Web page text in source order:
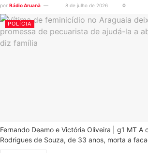
por Rádio Aruanã 8 de julho de 2026 0
POLÍCIA
Fernando Deamo e Victória Oliveira | g1 MT A
Rodrigues de Souza, de 33 anos, morta a